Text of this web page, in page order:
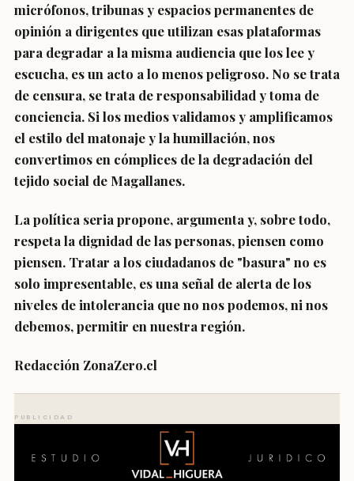
micrófonos, tribunas y espacios permanentes de
opinión a dirigentes que utilizan esas plataformas
para degradar a la misma audiencia que los lee y
escucha, es un acto a lo menos peligroso. No se trata
de censura, se trata de responsabilidad y toma de
conciencia. Si los medios validamos y amplificamos
el estilo del matonaje y la humillación, nos
convertimos en cómplices de la degradación del
tejido social de Magallanes.
La política seria propone, argumenta y, sobre todo,
respeta la dignidad de las personas, piensen como
piensen. Tratar a los ciudadanos de "basura" no es
solo impresentable, es una señal de alerta de los
niveles de intolerancia que no nos podemos, ni nos
debemos, permitir en nuestra región.
Redacción ZonaZero.cl
PUBLICIDAD